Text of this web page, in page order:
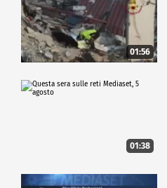
01:56
01:38